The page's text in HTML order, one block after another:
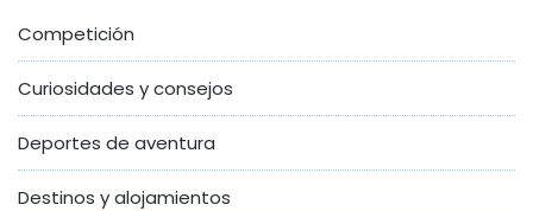
Competición
Curiosidades y consejos
Deportes de aventura
Destinos y alojamientos